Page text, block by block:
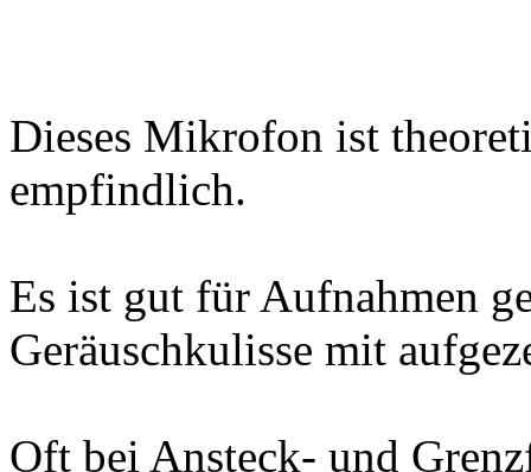
Dieses Mikrofon ist
empfindlich.
Es ist gut für Aufnahmen
Geräuschkulisse mit
Oft bei Ansteck- und